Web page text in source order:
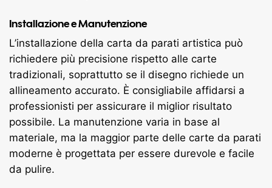
Installazione e Manutenzione
L’installazione della carta da parati artistica può
richiedere più precisione rispetto alle carte
tradizionali, soprattutto se il disegno richiede un
allineamento accurato. È consigliabile affidarsi a
professionisti per assicurare il miglior risultato
possibile. La manutenzione varia in base al
materiale, ma la maggior parte delle carte da parati
moderne è progettata per essere durevole e facile
da pulire.